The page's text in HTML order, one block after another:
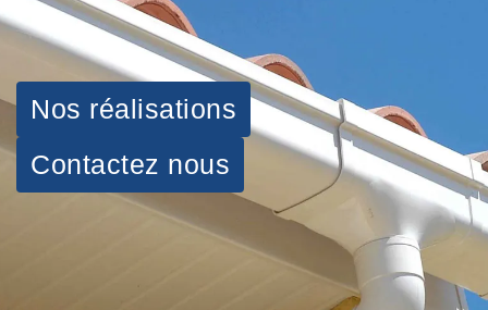
Nos réalisations
Contactez nous